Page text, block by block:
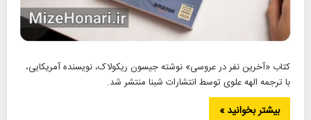
کتاب «آخرین نفر در عروسی» نوشته جیسون ریکولاک، نویسنده آمریکایی،
با ترجمه الهه علوی توسط انتشارات شبنا منتشر شد.
بیشتر بخوانید »